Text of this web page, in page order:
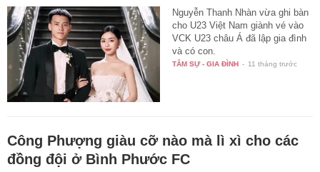
Nguyễn Thanh Nhàn vừa ghi bàn
cho U23 Việt Nam giành vé vào
VCK U23 châu Á đã lập gia đình
và có con.
TÂM SỰ - GIA ĐÌNH - 11 tháng trước
Công Phượng giàu cỡ nào mà lì xì cho các
đồng đội ở Bình Phước FC